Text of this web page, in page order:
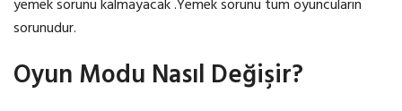
yemek sorunu kalmayacak .Yemek sorunu tüm oyuncuların
sorunudur.
Oyun Modu Nasıl Değişir?